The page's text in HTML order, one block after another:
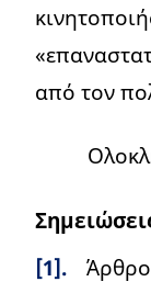
από τον
[1].